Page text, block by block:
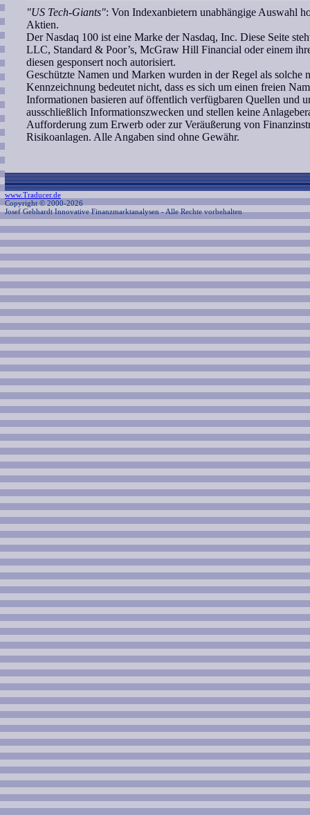
"US Tech-Giants": Von Indexanbietern unabhängige Auswahl
Aktien.
Der Nasdaq 100 ist eine Marke der Nasdaq, Inc. Diese Seite
LLC, Standard & Poor’s, McGraw Hill Financial oder einem
diesen gesponsert noch autorisiert.
Geschützte Namen und Marken wurden in der Regel als solche
Kennzeichnung bedeutet nicht, dass es sich um einen freien
Informationen basieren auf öffentlich verfügbaren Quellen und
ausschließlich Informationszwecken und stellen keine
Aufforderung zum Erwerb oder zur Veräußerung von
Risikoanlagen. Alle Angaben sind ohne Gewähr.
www.Traducer.de
Copyright © 2000-2026
Josef Gebhardt Innovative Finanzmarktanalysen - Alle Rechte vorbehalten